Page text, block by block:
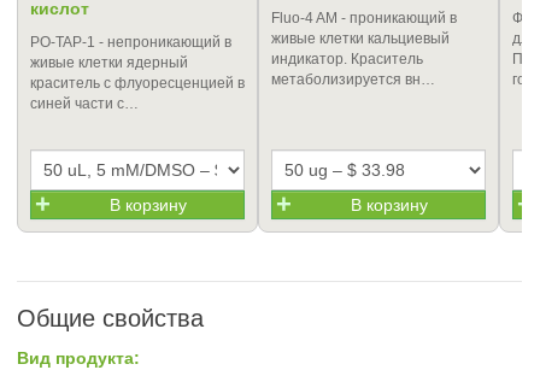
кислот
PO-TAP-1 - непроникающий в
живые клетки ядерный
краситель с флуоресценцией в
синей части с…
В корзину
Fluo-4 AM - проникающий в
живые клетки кальциевый
индикатор. Краситель
метаболизируется вн…
В корзину
для
Общие свойства
Вид продукта: